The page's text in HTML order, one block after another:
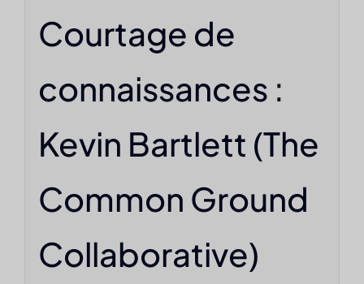
Courtage de
connaissances :
Kevin Bartlett (The
Common Ground
Collaborative)